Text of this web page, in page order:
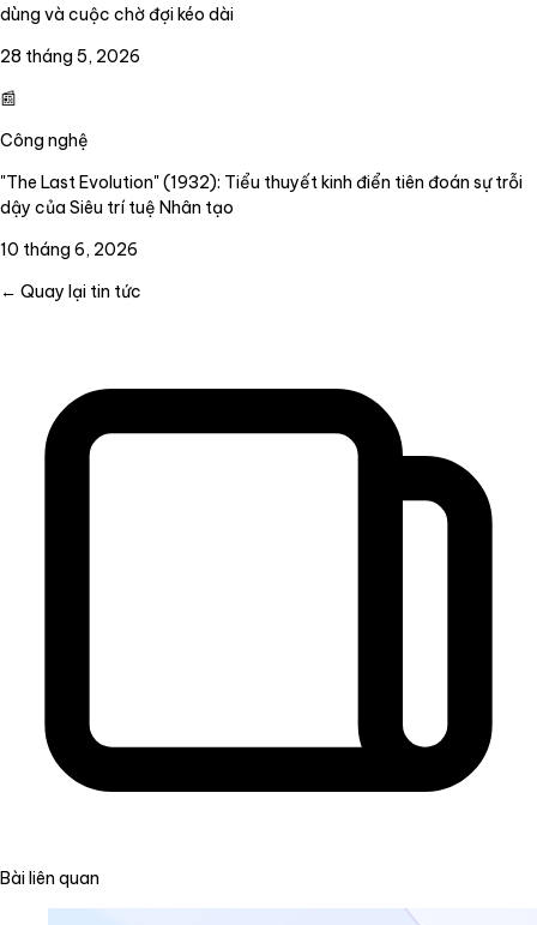
dùng và cuộc chờ đợi kéo dài
28 tháng 5, 2026
📰
Công nghệ
"The Last Evolution" (1932): Tiểu thuyết kinh điển tiên đoán sự trỗi
dậy của Siêu trí tuệ Nhân tạo
10 tháng 6, 2026
← Quay lại tin tức
Bài liên quan